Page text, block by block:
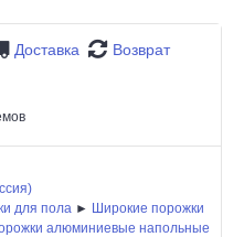
Доставка
Возврат
для пола ► Широкие порожки
алюминиевые напольные